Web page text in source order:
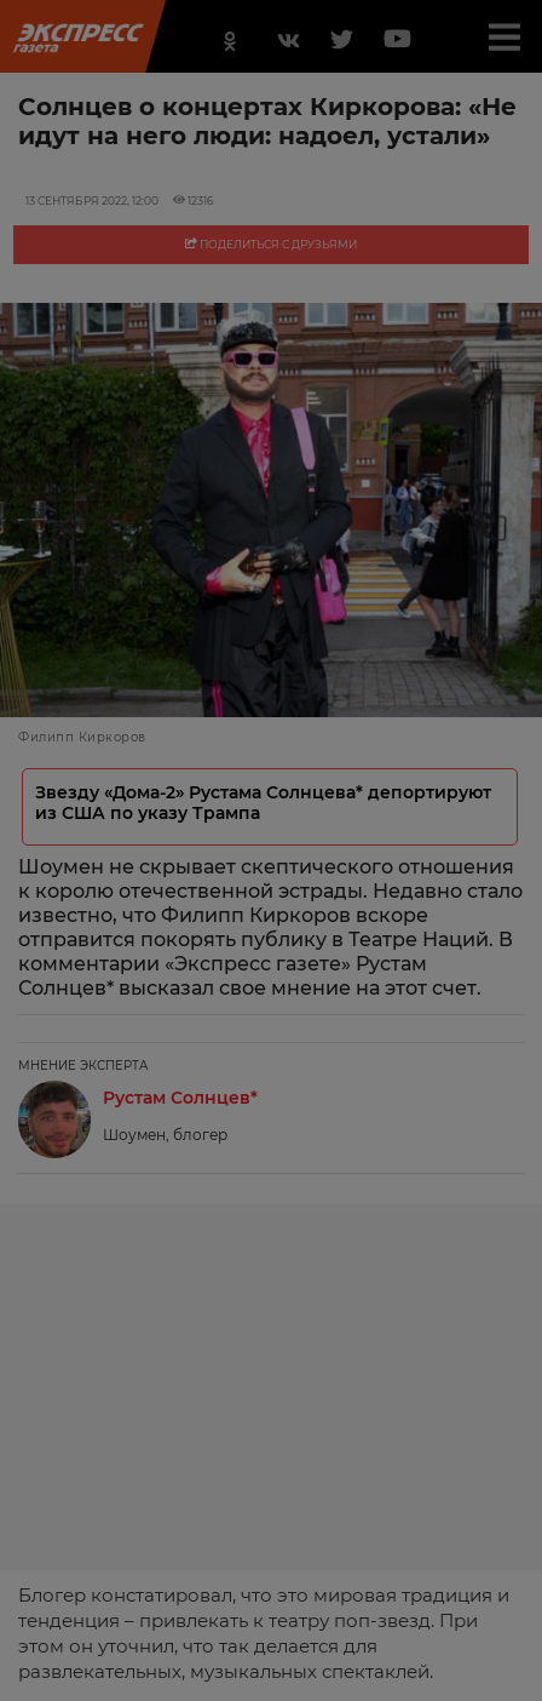
Солнцев о концертах Киркорова: «Не
идут на него люди: надоел, устали»
13 СЕНТЯБРЯ 2022, 12:00 12316
ПОДЕЛИТЬСЯ С ДРУЗЬЯМИ
Филипп Киркоров
Звезду «Дома-2» Рустама Солнцева* депортируют
из США по указу Трампа
Шоумен не скрывает скептического отношения
к королю отечественной эстрады. Недавно стало
известно, что Филипп Киркоров вскоре
отправится покорять публику в Театре Наций. В
комментарии «Экспресс газете» Рустам
Солнцев* высказал свое мнение на этот счет.
МНЕНИЕ ЭКСПЕРТА
Рустам Солнцев*
Шоумен, блогер
Блогер констатировал, что это мировая традиция и
тенденция – привлекать к театру поп-звезд. При
этом он уточнил, что так делается для
развлекательных, музыкальных спектаклей.